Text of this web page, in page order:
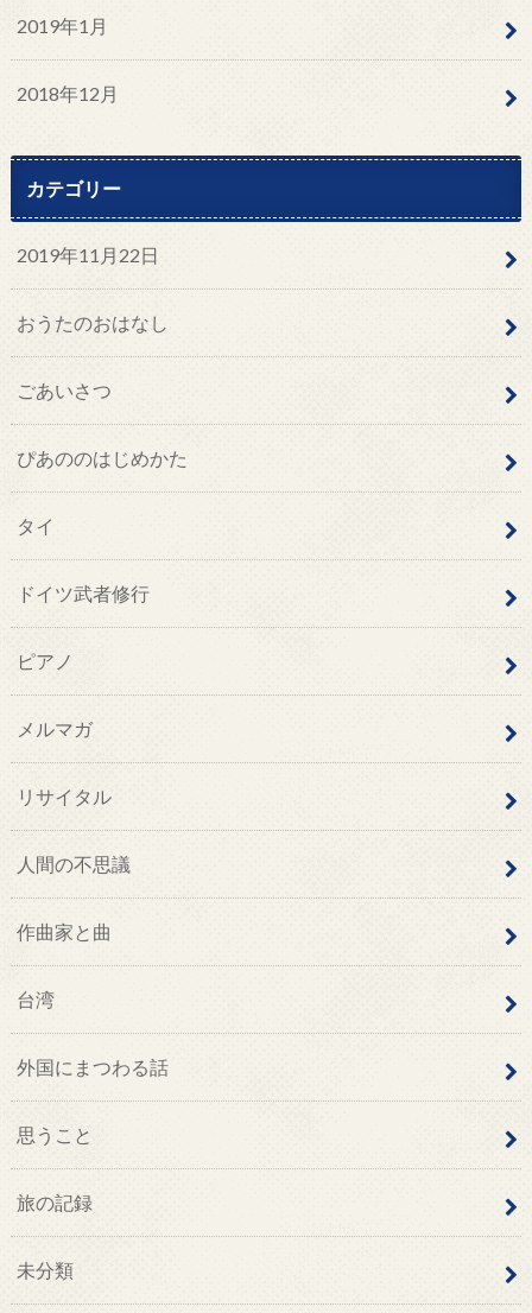
2019年1月
2018年12月
カテゴリー
2019年11月22日
おうたのおはなし
ごあいさつ
ぴあののはじめかた
タイ
ドイツ武者修行
ピアノ
メルマガ
リサイタル
人間の不思議
作曲家と曲
台湾
外国にまつわる話
思うこと
旅の記録
未分類